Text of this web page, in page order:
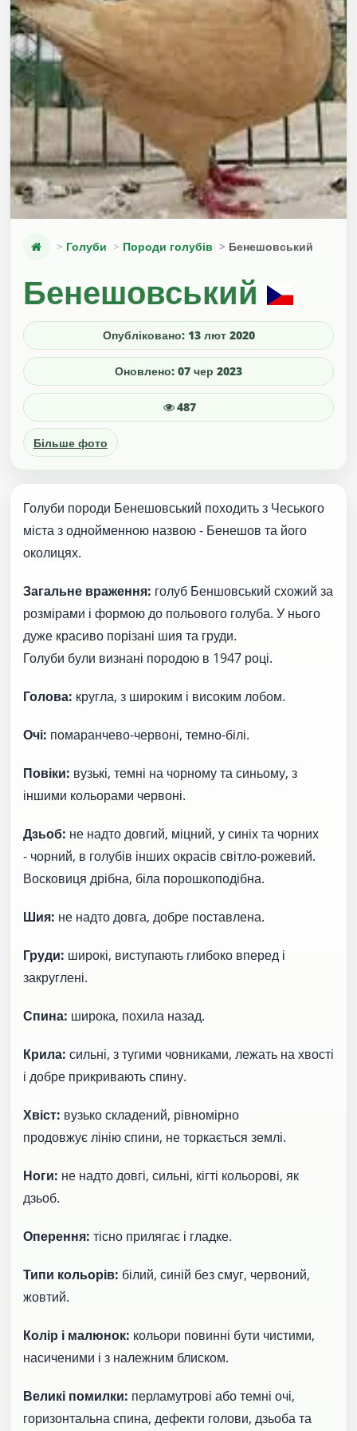
Голуби Породи голубів Бенешовський
Бенешовський
Опубліковано: 13 лют 2020
Оновлено: 07 чер 2023
487
Більше фото
Голуби породи Бенешовський походить з Чеського
міста з однойменною назвою - Бенешов та його
околицях.
Загальне враження: голуб Беншовський схожий за
розмірами і формою до польового голуба. У нього
дуже красиво порізані шия та груди.
Голуби були визнані породою в 1947 році.
Голова: кругла, з широким і високим лобом.
Очі: помаранчево-червоні, темно-білі.
Повіки: вузькі, темні на чорному та синьому, з
іншими кольорами червоні.
Дзьоб: не надто довгий, міцний, у синіх та чорних
- чорний, в голубів інших окрасів світло-рожевий.
Восковиця дрібна, біла порошкоподібна.
Шия: не надто довга, добре поставлена.
Груди: широкі, виступають глибоко вперед і
закруглені.
Спина: широка, похила назад.
Крила: сильні, з тугими човниками, лежать на хвості
і добре прикривають спину.
Хвіст: вузько складений, рівномірно
продовжує лінію спини, не торкається землі.
Ноги: не надто довгі, сильні, кігті кольорові, як
дзьоб.
Оперення: тісно прилягає і гладке.
Типи кольорів: білий, синій без смуг, червоний,
жовтий.
Колір і малюнок: кольори повинні бути чистими,
насиченими і з належним блиском.
Великі помилки: перламутрові або темні очі,
горизонтальна спина, дефекти голови, дзьоба та